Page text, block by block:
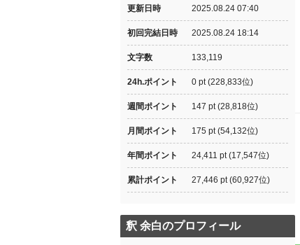
更新日時 2025.08.24 07:40
初回完結日時 2025.08.24 18:14
文字数 133,119
24h.ポイント 0 pt (228,833位)
週間ポイント 147 pt (28,818位)
月間ポイント 175 pt (54,132位)
年間ポイント 24,411 pt (17,547位)
累計ポイント 27,446 pt (60,927位)
釈 余白のプロフィール